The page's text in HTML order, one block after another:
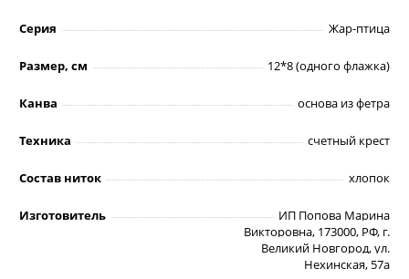
Серия Жар-птица
Размер, см 12*8 (одного флажка)
Канва основа из фетра
Техника счетный крест
Состав ниток хлопок
Изготовитель
ИП Попова Марина
Викторовна, 173000, РФ, г.
Великий Новгород, ул.
Нехинская, 57а